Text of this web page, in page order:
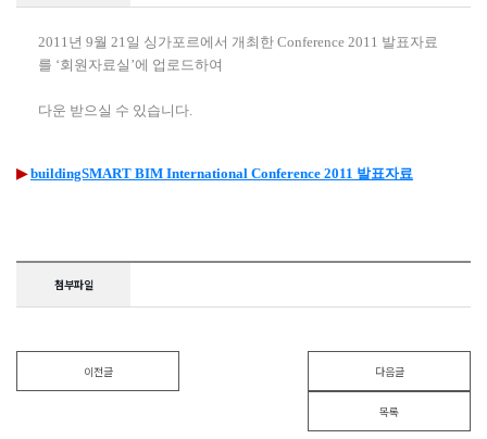
2011년 9월 21일 싱가포르에서 개최한 Conference 2011 발표자료
를 ‘회원자료실’에 업로드하여
다운 받으실 수 있습니다.
▶buildingSMART BIM International Conference 2011 발표자료
첨부파일
이전글 다음글
목록